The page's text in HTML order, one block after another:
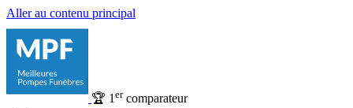
Aller au contenu principal
🏆 1 ercomparateur